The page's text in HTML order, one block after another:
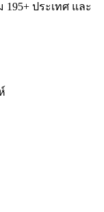
195+ ประเทศ และ